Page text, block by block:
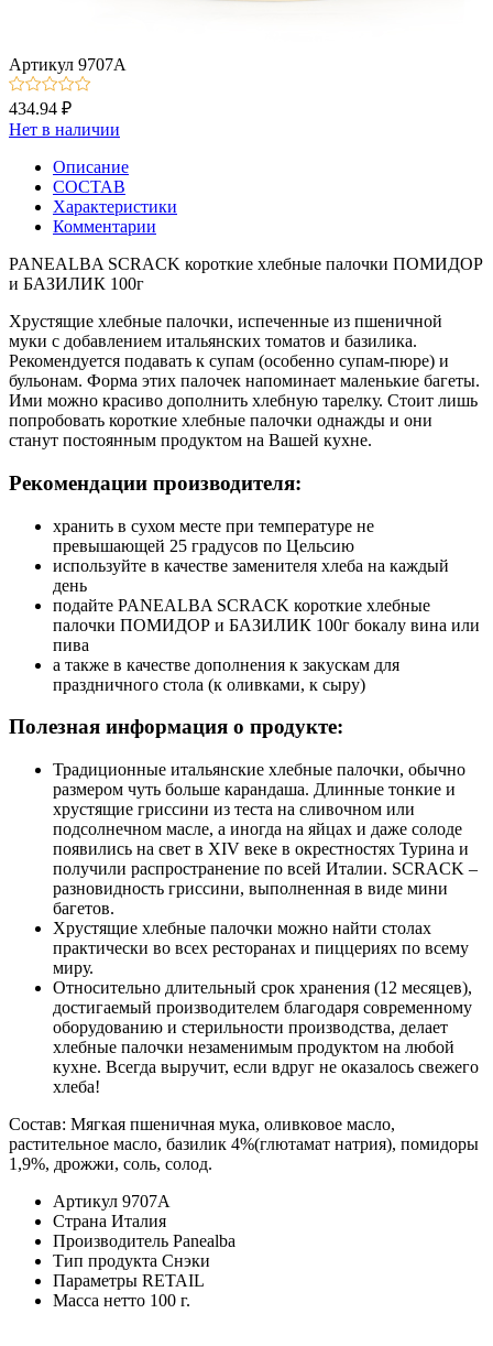
Артикул 9707А
434.94 ₽
Нет в наличии
Описание
СОСТАВ
Характеристики
Комментарии
PANEALBA SCRACK короткие хлебные палочки ПОМИДОР
и БАЗИЛИК 100г
Хрустящие хлебные палочки, испеченные из пшеничной
муки с добавлением итальянских томатов и базилика.
Рекомендуется подавать к супам (особенно супам-пюре) и
бульонам. Форма этих палочек напоминает маленькие багеты.
Ими можно красиво дополнить хлебную тарелку. Стоит лишь
попробовать короткие хлебные палочки однажды и они
станут постоянным продуктом на Вашей кухне.
Рекомендации производителя:
хранить в сухом месте при температуре не
превышающей 25 градусов по Цельсию
используйте в качестве заменителя хлеба на каждый
день
подайте PANEALBA SCRACK короткие хлебные
палочки ПОМИДОР и БАЗИЛИК 100г бокалу вина или
пива
а также в качестве дополнения к закускам для
праздничного стола (к оливками, к сыру)
Полезная информация о продукте:
Традиционные итальянские хлебные палочки, обычно
размером чуть больше карандаша. Длинные тонкие и
хрустящие гриссини из теста на сливочном или
подсолнечном масле, а иногда на яйцах и даже солоде
появились на свет в XIV веке в окрестностях Турина и
получили распространение по всей Италии. SCRACK –
разновидность гриссини, выполненная в виде мини
багетов.
Хрустящие хлебные палочки можно найти столах
практически во всех ресторанах и пиццериях по всему
миру.
Относительно длительный срок хранения (12 месяцев),
достигаемый производителем благодаря современному
оборудованию и стерильности производства, делает
хлебные палочки незаменимым продуктом на любой
кухне. Всегда выручит, если вдруг не оказалось свежего
хлеба!
Состав: Мягкая пшеничная мука, оливковое масло,
растительное масло, базилик 4%(глютамат натрия), помидоры
1,9%, дрожжи, соль, солод.
Артикул 9707А
Страна Италия
Производитель Panealba
Тип продукта Снэки
Параметры RETAIL
Масса нетто 100 г.